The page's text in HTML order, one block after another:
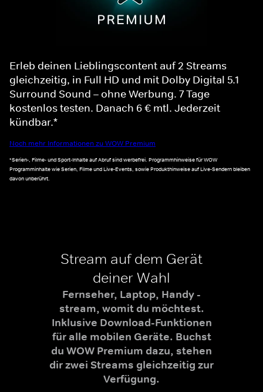
Erleb deinen Lieblingscontent auf 2 Streams
gleichzeitig, in Full HD und mit Dolby Digital 5.1
Surround Sound – ohne Werbung. 7 Tage
kostenlos testen. Danach 6 € mtl. Jederzeit
kündbar.*
Noch mehr Informationen zu WOW Premium
*Serien-, Filme- und Sport-Inhalte auf Abruf sind werbefrei. Programmhinweise für WOW
Programminhalte wie Serien, Filme und Live-Events, sowie Produkthinweise auf Live-Sendern bleiben
davon unberührt.
Stream auf dem Gerät
deiner Wahl
Fernseher, Laptop, Handy -
stream, womit du möchtest.
Inklusive Download-Funktionen
für alle mobilen Geräte. Buchst
du WOW Premium dazu, stehen
dir zwei Streams gleichzeitig zur
Verfügung.